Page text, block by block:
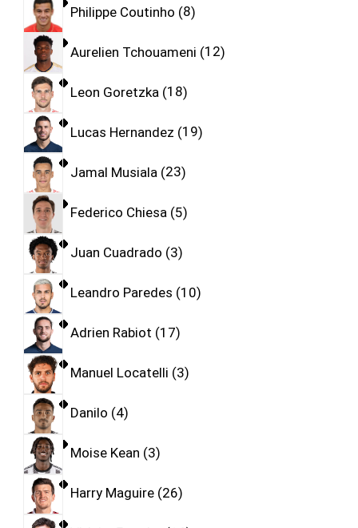
Philippe Coutinho 8
Aurelien Tchouameni 12
Leon Goretzka 18
Lucas Hernandez 19
Jamal Musiala 23
Federico Chiesa 5
Juan Cuadrado 3
Leandro Paredes 10
Adrien Rabiot 17
Manuel Locatelli 3
Danilo 4
Moise Kean 3
Harry Maguire 26